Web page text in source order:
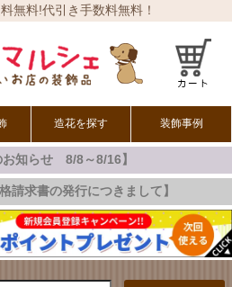
無料!代引き手数料無料！
造花を探す 装飾事例
お知らせ 8/8～8/16】
請求書の発行につきまして】